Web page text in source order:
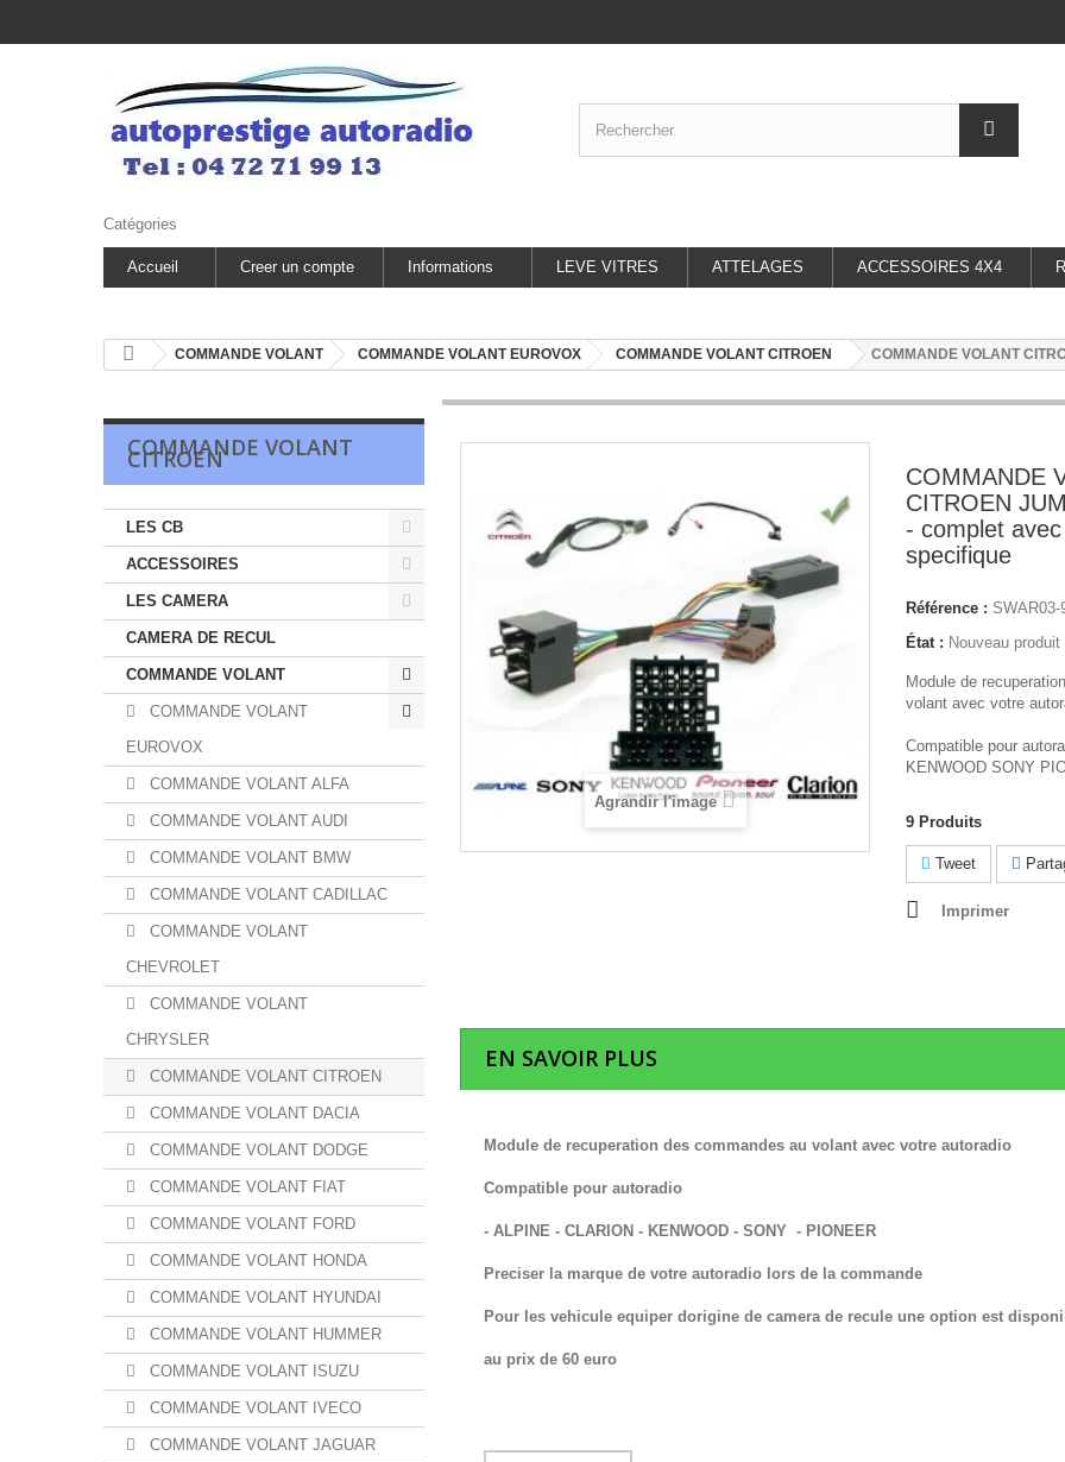
Catégories
Accueil Creer un compte Informations LEVE VITRES ATTELAGES ACCESSOIRES 4X4
COMMANDE VOLANT COMMANDE VOLANT EUROVOX COMMANDE VOLANT CITROEN COMMANDE VOLANT
COMMANDE VOLANT
CITROEN
LES CB
ACCESSOIRES
LES CAMERA
CAMERA DE RECUL
COMMANDE VOLANT
COMMANDE VOLANT
EUROVOX
COMMANDE VOLANT ALFA
COMMANDE VOLANT AUDI
COMMANDE VOLANT BMW
COMMANDE VOLANT CADILLAC
COMMANDE VOLANT
CHEVROLET
COMMANDE VOLANT
CHRYSLER
COMMANDE VOLANT CITROEN
COMMANDE VOLANT DACIA
COMMANDE VOLANT DODGE
COMMANDE VOLANT FIAT
COMMANDE VOLANT FORD
COMMANDE VOLANT HONDA
COMMANDE VOLANT HYUNDAI
COMMANDE VOLANT HUMMER
COMMANDE VOLANT ISUZU
COMMANDE VOLANT IVECO
COMMANDE VOLANT JAGUAR
Agrandir l'image
COMMANDE
CITROEN
- complet
specifique
Référence : SWAR03-
État : Nouveau produit
Module de
volant avec votre
Compatible pour
KENWOOD SONY
9 Produits
Tweet
Imprimer
EN SAVOIR PLUS
Module de recuperation des commandes au volant avec votre autoradio
Compatible pour autoradio
- ALPINE - CLARION - KENWOOD - SONY - PIONEER
Preciser la marque de votre autoradio lors de la commande
Pour les vehicule equiper dorigine de camera de recule une option est
au prix de 60 euro